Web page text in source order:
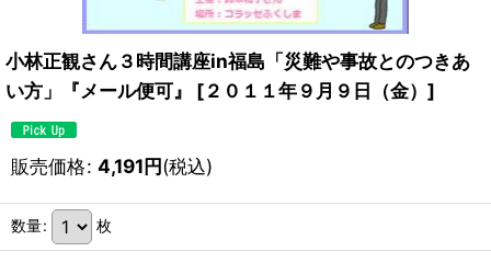
小林正観さん３時間講座in福島「災難や事故とのつきあ
い方」『メール便可』
[２０１１年９月９日（金） ]
販売価格: 4,191円(税込)
数量: 枚